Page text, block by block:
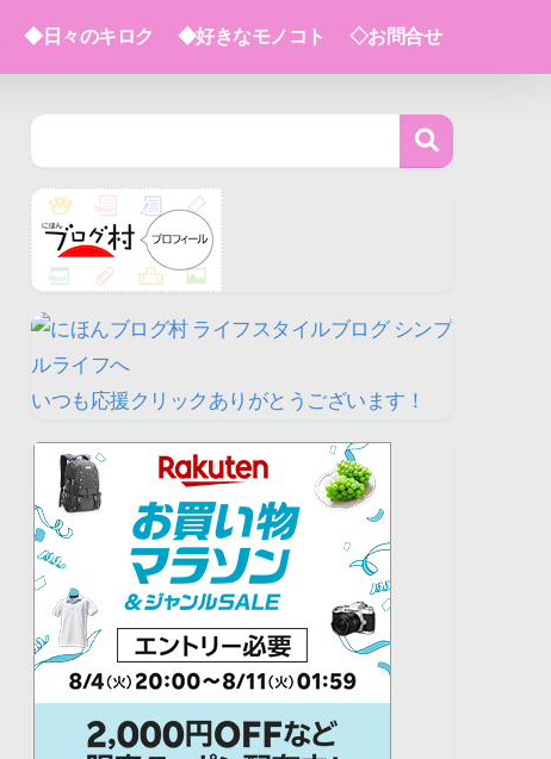
◆日々のキロク ◆好きなモノコト ◇お問合せ
いつも応援クリックありがとうございます！